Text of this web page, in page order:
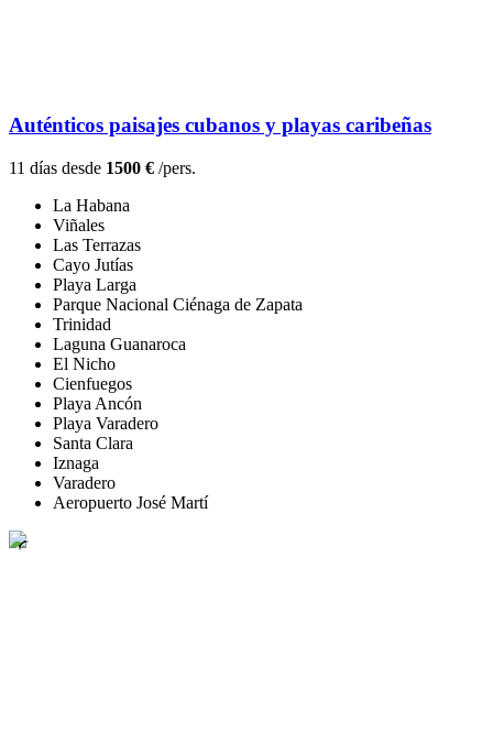
Auténticos paisajes cubanos y playas caribeñas
11 días desde 1500 € /pers.
La Habana
Viñales
Las Terrazas
Cayo Jutías
Playa Larga
Parque Nacional Ciénaga de Zapata
Trinidad
Laguna Guanaroca
El Nicho
Cienfuegos
Playa Ancón
Playa Varadero
Santa Clara
Iznaga
Varadero
Aeropuerto José Martí